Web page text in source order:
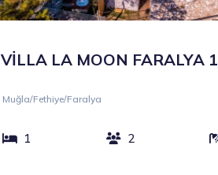
VİLLA LA MOON FARALYA 1
Muğla/Fethiye/Faralya
1 2